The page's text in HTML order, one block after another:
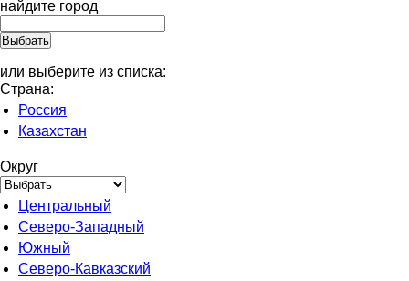
найдите город
или выберите из списка:
Страна:
Россия
Казахстан
Округ
Центральный
Северо-Западный
Южный
Северо-Кавказский